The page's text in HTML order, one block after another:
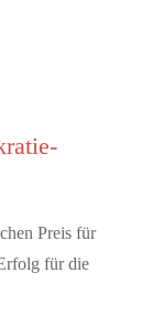
Preis für
für die